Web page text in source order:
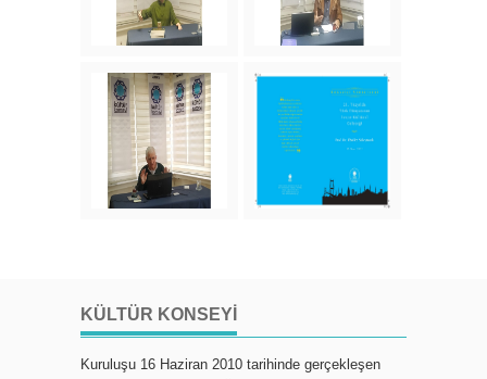
KÜLTÜR KONSEYI
Kuruluşu 16 Haziran 2010 tarihinde gerçekleşen